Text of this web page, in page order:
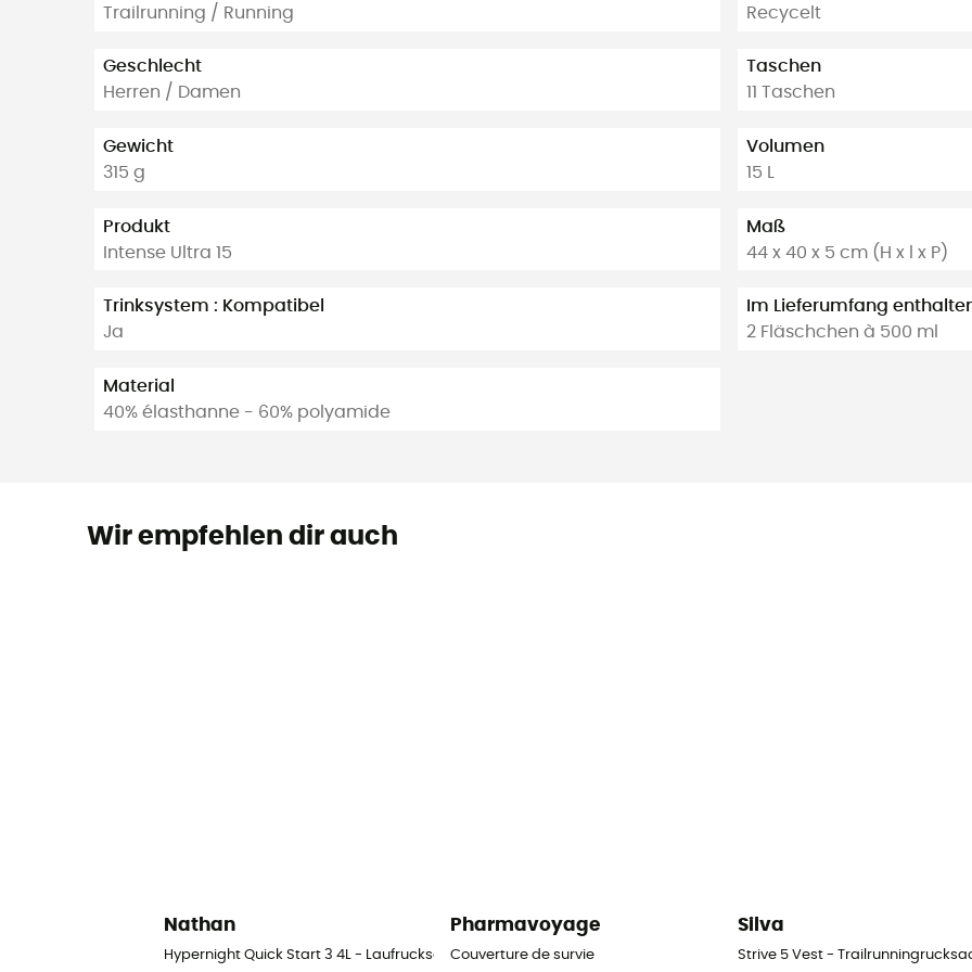
Trailrunning / Running
Geschlecht
Herren / Damen
Gewicht
315 g
Produkt
Intense Ultra 15
Trinksystem : Kompatibel
Ja
Material
40% élasthanne - 60% polyamide
Recycelt
Taschen
11 Taschen
Volumen
15 L
Maß
44 x 40 x 5 cm (H x l x P)
Im Lieferumfang
2 Fläschchen à 500 ml
Wir empfehlen dir auch
Nathan
Hypernight Quick Start 3 4L - Laufrucksack
Pharmavoyage
Couverture de survie
Silva
Strive 5 Vest -